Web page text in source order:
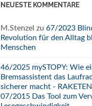
NEUESTE KOMMENTARE
M.Stenzel zu 67/2023
Revolution für den Alltag
Menschen
46/2025 mySTOPY: Wie
Bremsassistent das
sicherer macht -
07/2015 Das Tool zum